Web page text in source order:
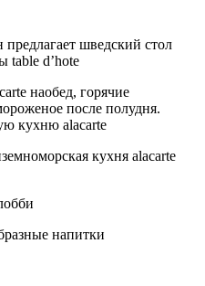
шведский стол
table d’hote
наобед, горячие
после полудня.
кухню alacarte
кухня alacarte
напитки